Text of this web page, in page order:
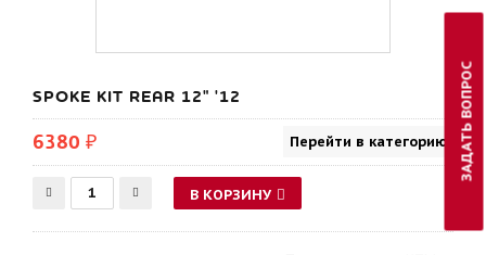
SPOKE KIT REAR 12" '12
6380 ₽ Перейти в категорию
В КОРЗИНУ
ЗАДАТЬ ВОПРОС